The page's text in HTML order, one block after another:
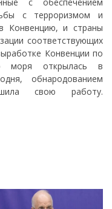
с терроризмом и
Конвенцию, и страны
соответствующих
Конвенции по
моря открылась в
обнародованием
свою работу.